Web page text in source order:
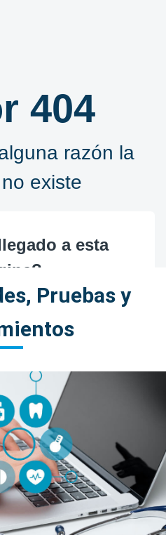
Pruebas y